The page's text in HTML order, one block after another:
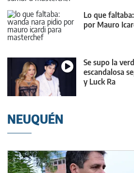
Lo que
por Mauro
Se supo la
escandalosa
y Luck Ra
NEUQUÉN